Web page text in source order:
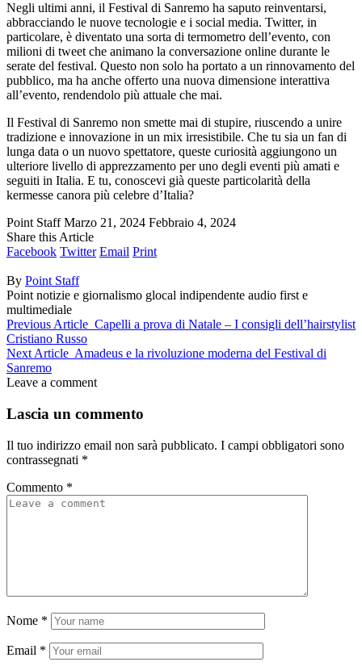
Negli ultimi anni, il Festival di Sanremo ha saputo reinventarsi,
abbracciando le nuove tecnologie e i social media. Twitter, in
particolare, è diventato una sorta di termometro dell’evento, con
milioni di tweet che animano la conversazione online durante le
serate del festival. Questo non solo ha portato a un rinnovamento del
pubblico, ma ha anche offerto una nuova dimensione interattiva
all’evento, rendendolo più attuale che mai.
Il Festival di Sanremo non smette mai di stupire, riuscendo a unire
tradizione e innovazione in un mix irresistibile. Che tu sia un fan di
lunga data o un nuovo spettatore, queste curiosità aggiungono un
ulteriore livello di apprezzamento per uno degli eventi più amati e
seguiti in Italia. E tu, conoscevi già queste particolarità della
kermesse canora più celebre d’Italia?
Point Staff Marzo 21, 2024 Febbraio 4, 2024
Share this Article
Facebook Twitter Email Print
By Point Staff
Point notizie e giornalismo glocal indipendente audio first e
multimediale
Previous Article Capelli a prova di Natale – I consigli dell’hairstylist
Cristiano Russo
Next Article Amadeus e la rivoluzione moderna del Festival di
Sanremo
Leave a comment
Lascia un commento
Il tuo indirizzo email non sarà pubblicato. I campi obbligatori sono
contrassegnati *
Commento *
Nome *
Email *